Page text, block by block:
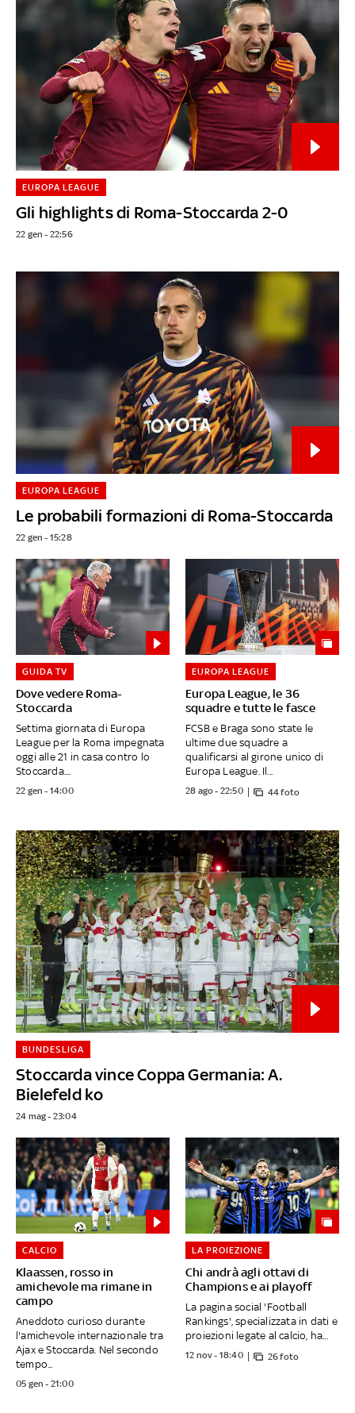
Gli highlights di Roma-Stoccarda 2-0
EUROPA LEAGUE
22 gen - 22:56
Le probabili formazioni di Roma-Stoccarda
EUROPA LEAGUE
22 gen - 15:28
Dove vedere Roma-
Stoccarda
GUIDA TV
Settima giornata di Europa
League per la Roma impegnata
oggi alle 21 in casa contro lo
Stoccarda....
22 gen - 14:00
Europa League, le 36
squadre e tutte le fasce
EUROPA LEAGUE
FCSB e Braga sono state le
ultime due squadre a
qualificarsi al girone unico di
Europa League. Il...
28 ago - 22:50 44 foto
Stoccarda vince Coppa Germania: A.
Bielefeld ko
BUNDESLIGA
24 mag - 23:04
Klaassen, rosso in
amichevole ma rimane in
campo
CALCIO
Aneddoto curioso durante
l'amichevole internazionale tra
Ajax e Stoccarda. Nel secondo
tempo...
05 gen - 21:00
Chi andrà agli ottavi di
Champions e ai playoff
LA PROIEZIONE
La pagina social 'Football
Rankings', specializzata in dati e
proiezioni legate al calcio, ha...
12 nov - 18:40 26 foto